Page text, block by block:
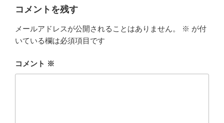
コメントを残す
メールアドレスが公開されることはありません。 ※ が付
いている欄は必須項目です
コメント ※